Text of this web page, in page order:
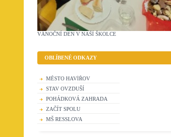
VÁNOČNÍ DEN V NAŠÍ ŠKOLCE
OBLÍBENÉ ODKAZY
MĚSTO HAVÍŘOV
STAV OVZDUŠÍ
POHÁDKOVÁ ZAHRADA
ZAČÍT SPOLU
MŠ RESSLOVA